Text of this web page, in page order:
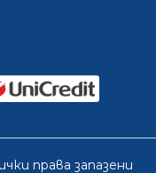
права запазени